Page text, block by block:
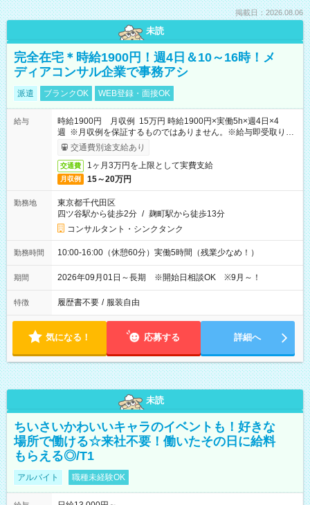
掲載日：2026.08.06
未読
完全在宅＊時給1900円！週4日＆10～16時！メ
ディアコンサル企業で事務アシ
派遣 ブランクOK WEB登録・面接OK
給与
時給1900円 月収例 15万円 時給1900円×実働5h×週4日×4
週 ※月収例を保証するものではありません。※給与即受取りサ
ービス利用可（利用条件有）
交通費別途支給あり
交通費 1ヶ月3万円を上限として実費支給
月収例 15～20万円
勤務地
東京都千代田区
四ツ谷駅から徒歩2分 / 麹町駅から徒歩13分
コンサルタント・シンクタンク
勤務時間 10:00-16:00（休憩60分）実働5時間（残業少なめ！）
期間 2026年09月01日～長期 ※開始日相談OK ※9月～！
特徴 履歴書不要 / 服装自由
気になる！ 応募する 詳細へ
未読
ちいさいかわいいキャラのイベントも！好きな
場所で働ける☆来社不要！働いたその日に給料
もらえる◎/T1
アルバイト 職種未経験OK